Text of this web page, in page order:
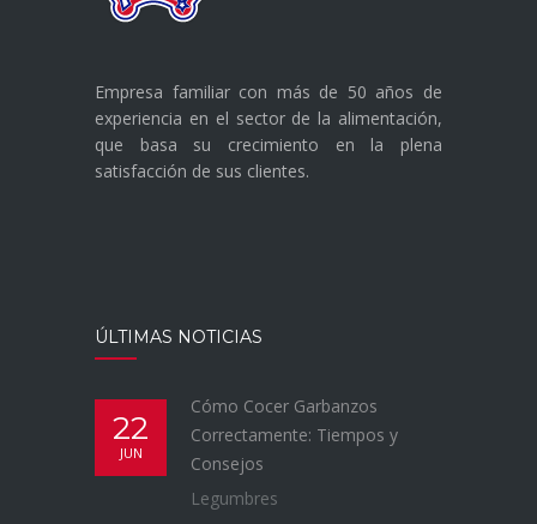
Empresa familiar con más de 50 años de
experiencia en el sector de la alimentación,
que basa su crecimiento en la plena
satisfacción de sus clientes.
ÚLTIMAS NOTICIAS
22
JUN
Cómo Cocer Garbanzos
Correctamente: Tiempos y
Consejos
Legumbres